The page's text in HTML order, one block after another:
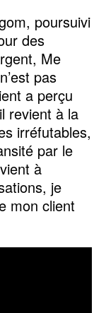
poursuivi
des
Me
pas
a perçu
revient à la
irréfutables,
par le
à
je
mon client